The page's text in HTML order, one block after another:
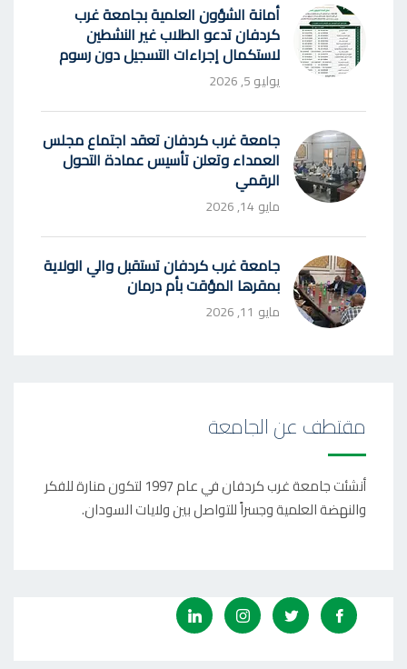
أمانة الشؤون العلمية بجامعة غرب
كردفان تدعو الطلاب غير النشطين
لاستكمال إجراءات التسجيل دون رسوم
يوليو 5, 2026
جامعة غرب كردفان تعقد اجتماع مجلس
العمداء وتعلن تأسيس عمادة التحول
الرقمي
مايو 14, 2026
جامعة غرب كردفان تستقبل والي الولاية
بمقرها المؤقت بأم درمان
مايو 11, 2026
مقتطف عن الجامعة
أنشئت جامعة غرب كردفان في عام 1997 لتكون منارة للفكر
والنهضة العلمية وجسراً للتواصل بين ولايات السودان.